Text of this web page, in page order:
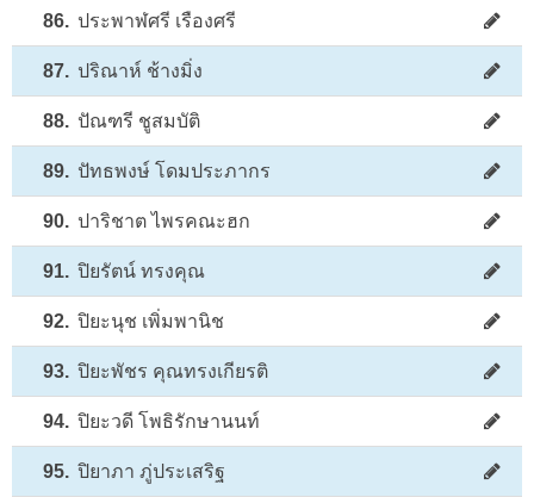
86. ประพาฬศรี เรืองศรี
87. ปริณาห์ ช้างมิ่ง
88. ปัณฑรี ชูสมบัติ
89. ปัทธพงษ์ โดมประภากร
90. ปาริชาต ไพรคณะฮก
91. ปิยรัตน์ ทรงคุณ
92. ปิยะนุช เพิ่มพานิช
93. ปิยะพัชร คุณทรงเกียรติ
94. ปิยะวดี โพธิรักษานนท์
95. ปิยาภา ภู่ประเสริฐ